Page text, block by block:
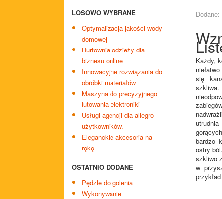
LOSOWO WYBRANE
Optymalizacja jakości wody
domowej
Hurtownia odzieży dla
biznesu online
Innowacyjne rozwiązania do
obróbki materiałów
Maszyna do precyzyjnego
lutowania elektroniki
Usługi agencji dla allegro
użytkowników.
Eleganckie akcesoria na
rękę
OSTATNIO DODANE
Pędzle do golenia
Wykonywanie
Dodane:
Każdy,
się
bardzo
ostry
szkliwo
w